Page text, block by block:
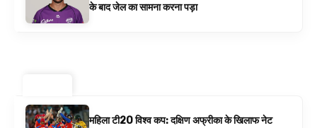
के बाद जेल का सामना करना पड़ा
महिला टी20 विश्व कप: दक्षिण अफ्रीका के खिलाफ नेट